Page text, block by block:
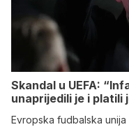
Skandal u UEFA:
unaprijedili je i platili
Evropska fudbalska unija